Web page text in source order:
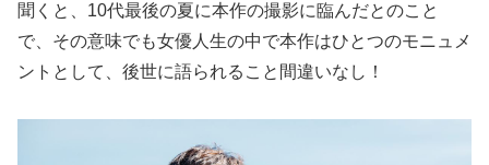
聞くと、10代最後の夏に本作の撮影に臨んだとのこと
で、その意味でも女優人生の中で本作はひとつのモニュメ
ントとして、後世に語られること間違いなし！